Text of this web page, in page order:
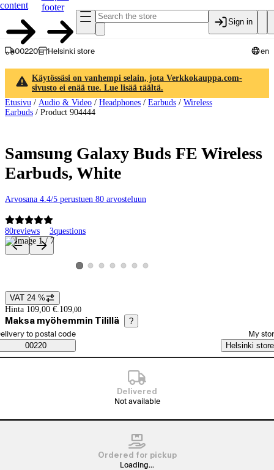
content
footer
Sign in
00220 Helsinki store en
Käytössäsi on vanhempi selain, jota Verkkokauppa.com-
sivusto ei enää tue. Lue lisää täältä.
Etusivu / Audio & Video / Headphones / Earbuds / Wireless
Earbuds / Product 904444
Samsung Galaxy Buds FE Wireless
Earbuds, White
Arvosana 4.4/5 perustuen 80 arvosteluun
80reviews 3questions
Product images and videos
View product image 1
View product image 2
View product image 3
View product image 4
View product image 5
View product image 6
View product image 7
Price details
VAT 24 %
Hinta 109,00 €. 109,00
Maksa myöhemmin Tilillä ?
Saatavuustiedot
order method
to postal code
00220
My
Helsinki store
Delivered
Not available
Ordered for pickup
Loading...